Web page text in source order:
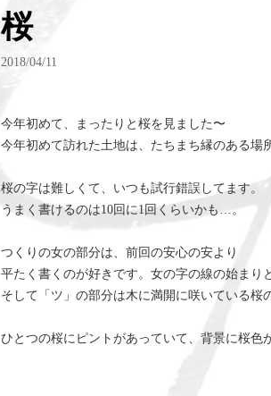
桜
2018/04/11
今年初めて、まったりと桜を見ました〜
今年初めて訪れた土地は、たちまち縁のある場
桜の字は難しくて、いつも試行錯誤してます。
うまく書けるのは10回に1回くらいかも…。
つくりの女の部分は、前回の安心の安より
平たく書くのが好きです。女の字の線の始まり
そして「ツ」の部分は木に満開に咲いている桜
ひとつの桜にピントがあっていて、背景に桜色